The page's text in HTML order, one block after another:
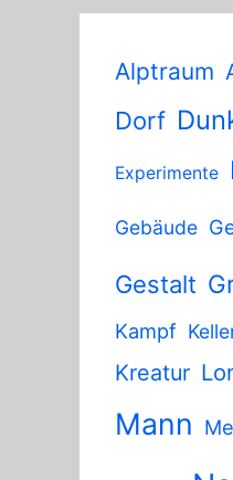
Alptraum
Dorf
Experimente
Gebäude
Gestalt
Kampf
Kreatur
Mann